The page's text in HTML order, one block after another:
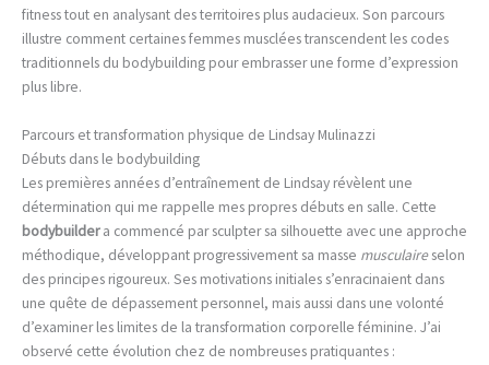
fitness tout en analysant des territoires plus audacieux. Son parcours
illustre comment certaines femmes musclées transcendent les codes
traditionnels du bodybuilding pour embrasser une forme d’expression
plus libre.
Parcours et transformation physique de Lindsay Mulinazzi
Débuts dans le bodybuilding
Les premières années d’entraînement de Lindsay révèlent une
détermination qui me rappelle mes propres débuts en salle. Cette
bodybuildera commencé par sculpter sa silhouette avec une approche
méthodique, développant progressivement sa masse musculaireselon
des principes rigoureux. Ses motivations initiales s’enracinaient dans
une quête de dépassement personnel, mais aussi dans une volonté
d’examiner les limites de la transformation corporelle féminine. J’ai
observé cette évolution chez de nombreuses pratiquantes :